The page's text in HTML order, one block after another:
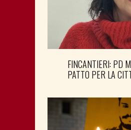
FINCANTIERI: PD
PATTO PER LA